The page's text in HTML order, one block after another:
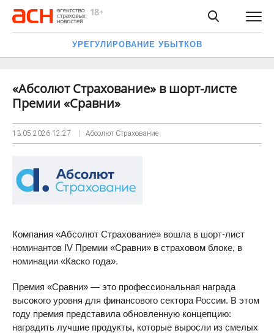
УРЕГУЛИРОВАНИЕ УБЫТКОВ
«Абсолют Страхование» в шорт-листе
Премии «Сравни»
13.05.2026 12:27 Абсолют Страхование
Компания «Абсолют Страхование» вошла в шорт-лист
номинантов IV Премии «Сравни» в страховом блоке, в
номинации «Каско года».
Премия «Сравни» — это профессиональная награда
высокого уровня для финансового сектора России. В этом
году премия представила обновленную концепцию:
наградить лучшие продукты, которые выросли из смелых